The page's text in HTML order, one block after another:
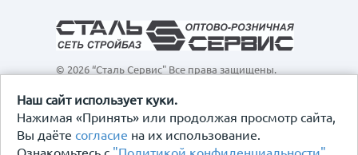
Наш сайт использует куки.
Нажимая «Принять» или продолжая просмотр сайта,
Вы даёте согласие на их использование.
© 2026 “Сталь Сервис" Все права защищены.
интернет-сайт, а также вся информация о товарах и
ценах, предоставленная на нём, носит
исключительно информационный характер и ни при
каких условиях не является публичной офертой,
определяемой положениями Статьи 437